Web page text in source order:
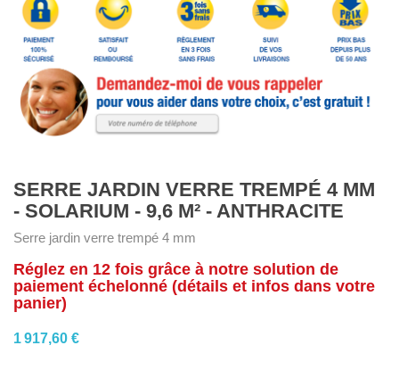
SERRE JARDIN VERRE TREMPÉ 4 MM
- SOLARIUM - 9,6 M² - ANTHRACITE
Serre jardin verre trempé 4 mm
Réglez en 12 fois grâce à notre solution de
paiement échelonné (détails et infos dans votre
panier)
1 917,60 €